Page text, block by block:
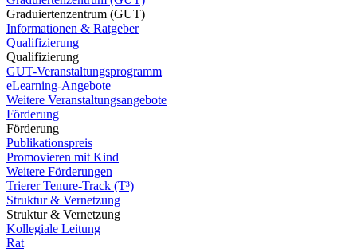
Graduiertenzentrum (GUT)
Informationen & Ratgeber
Qualifizierung
Qualifizierung
GUT-Veranstaltungsprogramm
eLearning-Angebote
Weitere Veranstaltungsangebote
Förderung
Förderung
Publikationspreis
Promovieren mit Kind
Weitere Förderungen
Trierer Tenure-Track (T³)
Struktur & Vernetzung
Struktur & Vernetzung
Kollegiale Leitung
Rat